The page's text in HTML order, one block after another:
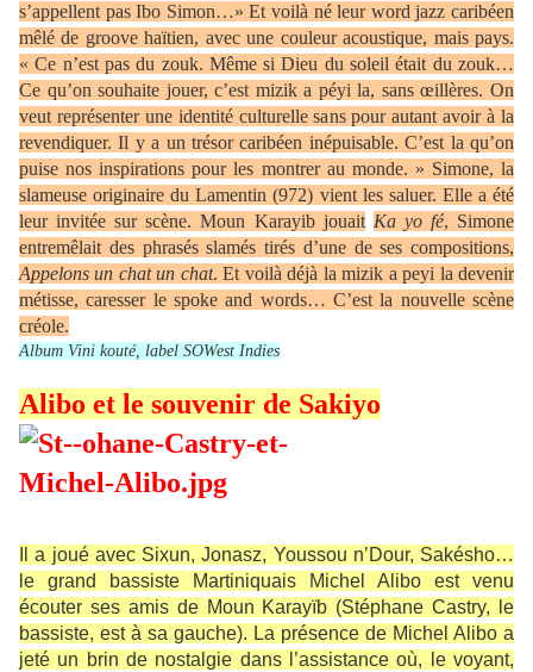
s’appellent pas Ibo Simon…» Et voilà né leur word jazz caribéen
mêlé de groove haïtien, avec une couleur acoustique, mais pays.
« Ce n’est pas du zouk. Même si Dieu du soleil était du zouk…
Ce qu’on souhaite jouer, c’est mizik a péyi la, sans œillères. On
veut représenter une identité culturelle sans pour autant avoir à la
revendiquer. Il y a un trésor caribéen inépuisable. C’est la qu’on
puise nos inspirations pour les montrer au monde. » Simone, la
slameuse originaire du Lamentin (972) vient les saluer. Elle a été
leur invitée sur scène. Moun Karayib jouait Ka yo fé, Simone
entremêlait des phrasés slamés tirés d’une de ses compositions,
Appelons un chat un chat. Et voilà déjà la mizik a peyi la devenir
métisse, caresser le spoke and words… C’est la nouvelle scène
créole.
Album Vini kouté, label SOWest Indies
Alibo et le souvenir de Sakiyo
Il a joué avec Sixun, Jonasz, Youssou n’Dour, Sakésho…
le grand bassiste Martiniquais Michel Alibo est venu
écouter ses amis de Moun Karayïb (Stéphane Castry, le
bassiste, est à sa gauche). La présence de Michel Alibo a
jeté un brin de nostalgie dans l’assistance où, le voyant,